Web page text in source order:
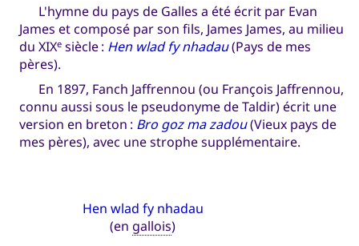
L'hymne du pays de Galles a été écrit par Evan
James et composé par son fils, James James, au milieu
du XIXe siècle : Hen wlad fy nhadau(Pays de mes
pères).
En 1897, Fanch Jaffrennou (ou François Jaffrennou,
connu aussi sous le pseudonyme de Taldir) écrit une
version en breton : Bro goz ma zadou(Vieux pays de
mes pères), avec une strophe supplémentaire.
Hen wlad fy nhadau
(en gallois)